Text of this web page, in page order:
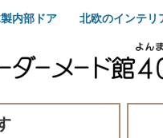
内部ドア 北欧のインテリ